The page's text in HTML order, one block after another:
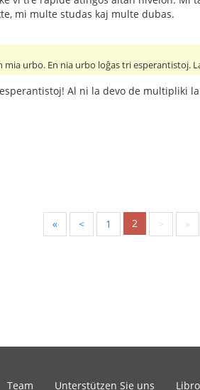
mi multe studas kaj multe dubas.
mia urbo. En nia urbo loĝas tri esperantistoj.
Al ni la devo de multipliki
« < 1 2 > »
Team Unterstützen Sie uns Libro